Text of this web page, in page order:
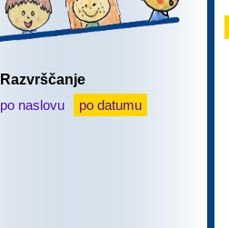
Razvrščanje
po naslovu
po datumu